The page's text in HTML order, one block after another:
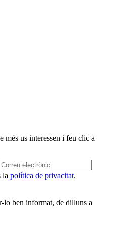
més us interessen i feu clic a
la política de privacitat.
lo ben informat, de dilluns a